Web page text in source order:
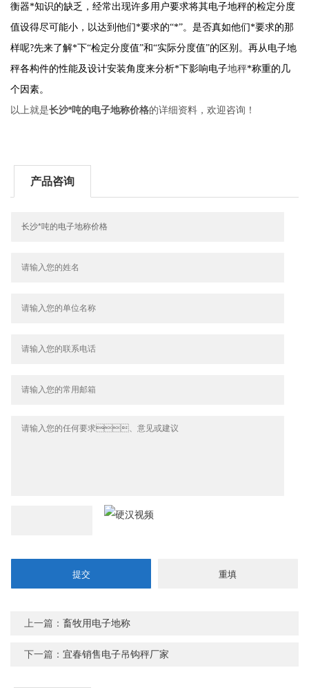
衡器*知识的缺乏，经常出现许多用户要求将其电子地秤的检定分度
值设得尽可能小，以达到他们*要求的“*”。是否真如他们*要求的那
样呢?先来了解*下“检定分度值”和“实际分度值”的区别。再从电子地
秤各构件的性能及设计安装角度来分析*下影响电子地秤*称重的几
个因素。
以上就是长沙*吨的电子地称价格的详细资料，欢迎咨询！
产品咨询
上一篇：畜牧用电子地称
下一篇：宜春销售电子吊钩秤厂家